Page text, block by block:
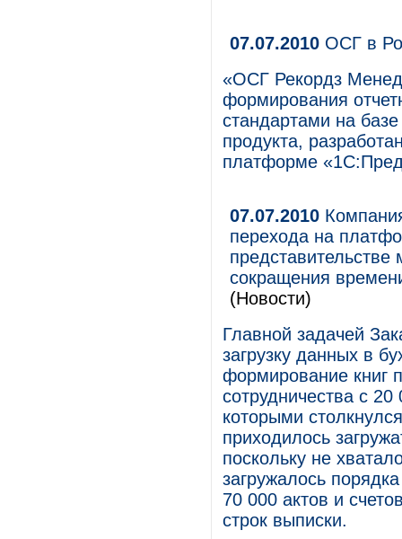
07.07.2010 ОСГ в
«ОСГ Рекордз
формирования
стандартами на
продукта,
платформе
07.07.2010
перехода на
сокращения
(Новости)
Главной задачей
загрузку данных в
формирование книг
сотрудничества с
которыми
приходилось
поскольку не
загружалось
70 000 актов и
строк выписки.